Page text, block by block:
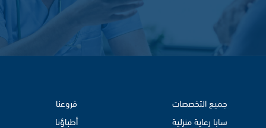
جميع التخصصات
سابا رعاية منزلية
فروعنا
أطباؤنا